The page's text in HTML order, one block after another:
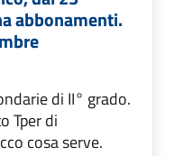
abbonamenti.
di II° grado.
Tper di
cosa serve.